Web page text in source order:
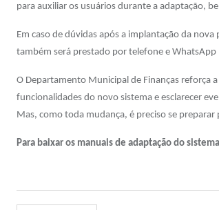
para auxiliar os usuários durante a adaptação,
Em caso de dúvidas após a implantação da
também será prestado por telefone e
O Departamento Municipal de Finanças reforça
funcionalidades do novo sistema e esclarecer
Mas, como toda mudança, é preciso se
Para baixar os manuais de adaptação do